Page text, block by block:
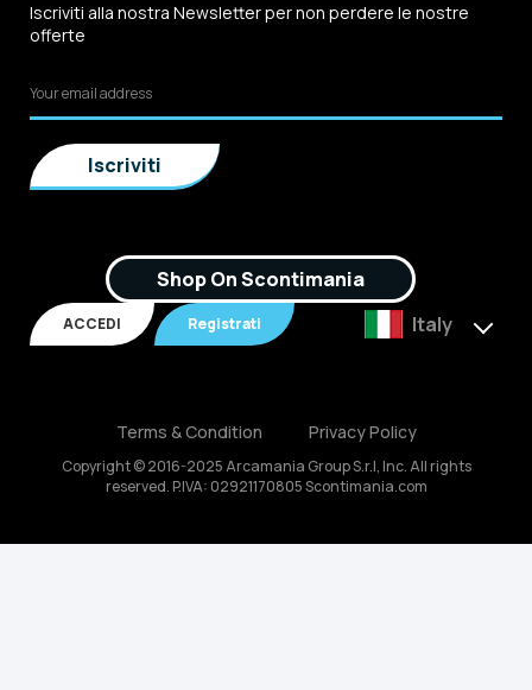
Iscriviti alla nostra Newsletter per non perdere le nostre
offerte
Shop On Scontimania
ACCEDI Registrati Italy
Copyright © 2016-2025 Arcamania Group S.r.l, Inc. All rights
reserved. P.IVA: 02921170805 Scontimania.com
Terms & Condition Privacy Policy